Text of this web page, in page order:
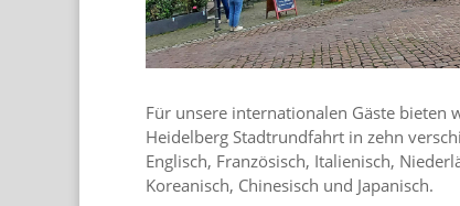
Für unsere internationalen Gäste bieten
Heidelberg Stadtrundfahrt in zehn
Englisch, Französisch, Italienisch,
Koreanisch, Chinesisch und Japanisch.